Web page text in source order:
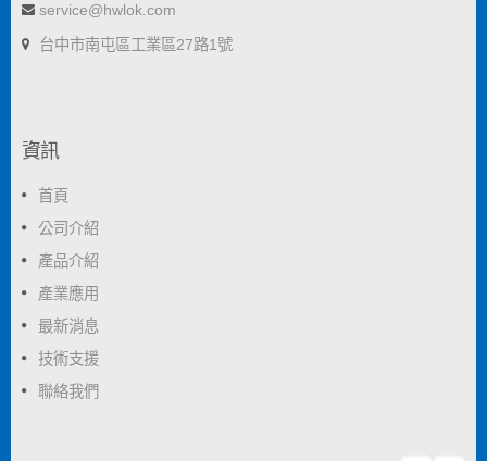
service@hwlok.com
台中市南屯區工業區27路1號
資訊
首頁
公司介紹
產品介紹
產業應用
最新消息
技術支援
聯絡我們